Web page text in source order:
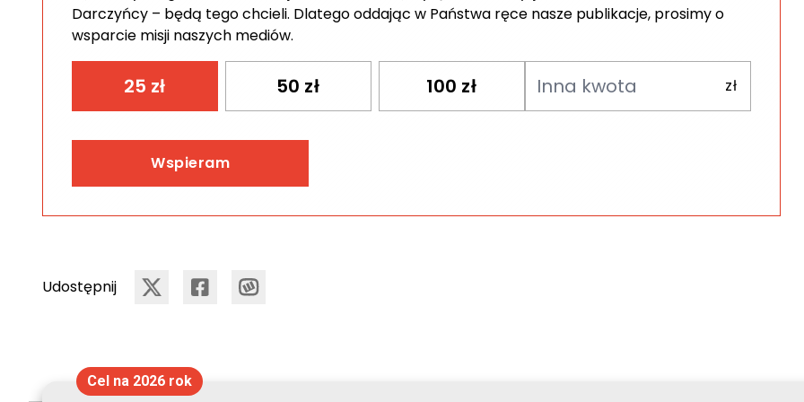
Darczyńcy – będą tego chcieli. Dlatego oddając w Państwa ręce nasze publikacje, prosimy o
wsparcie misji naszych mediów.
25 zł 50 zł 100 zł
Wspieram
Udostępnij
Cel na 2026 rok